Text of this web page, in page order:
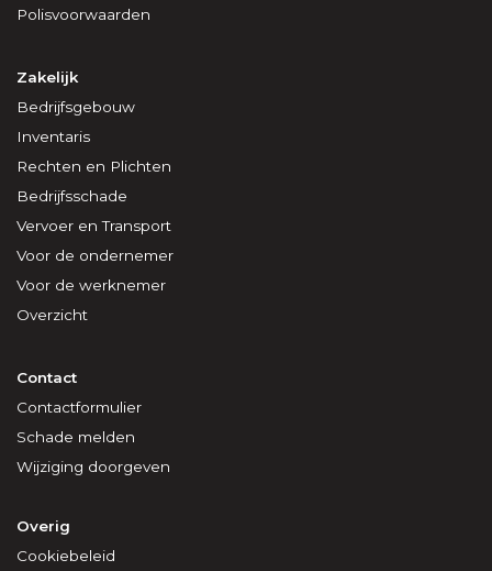
Polisvoorwaarden
Zakelijk
Bedrijfsgebouw
Inventaris
Rechten en Plichten
Bedrijfsschade
Vervoer en Transport
Voor de ondernemer
Voor de werknemer
Overzicht
Contact
Contactformulier
Schade melden
Wijziging doorgeven
Overig
Cookiebeleid